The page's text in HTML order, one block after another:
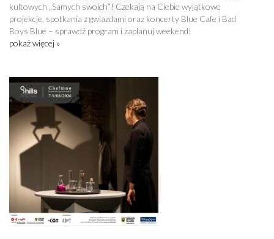
kultowych „Samych swoich”! Czekają na Ciebie wyjątkowe
projekcje, spotkania z gwiazdami oraz koncerty Blue Cafe i Bad
Boys Blue – sprawdź program i zaplanuj weekend!
pokaż więcej »